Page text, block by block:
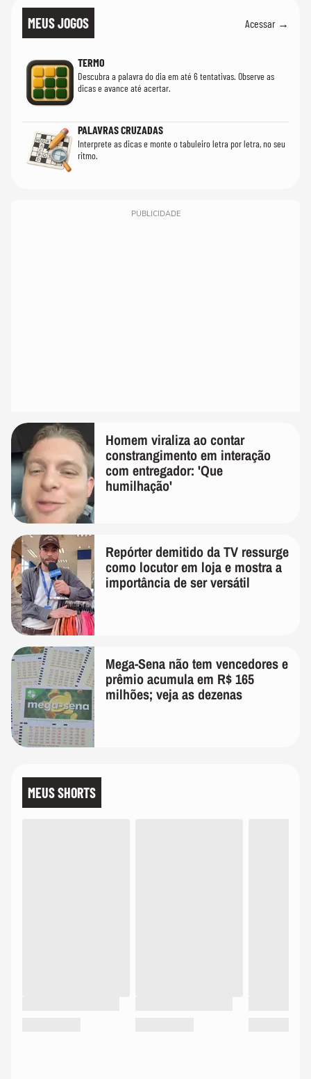
MEUS JOGOS Acessar →
TERMO
Descubra a palavra do dia em até 6 tentativas. Observe as
dicas e avance até acertar.
PALAVRAS CRUZADAS
Interprete as dicas e monte o tabuleiro letra por letra, no seu
ritmo.
PUBLICIDADE
Homem viraliza ao contar
constrangimento em interação
com entregador: 'Que
humilhação'
Repórter demitido da TV ressurge
como locutor em loja e mostra a
importância de ser versátil
Mega-Sena não tem vencedores e
prêmio acumula em R$ 165
milhões; veja as dezenas
MEUS SHORTS